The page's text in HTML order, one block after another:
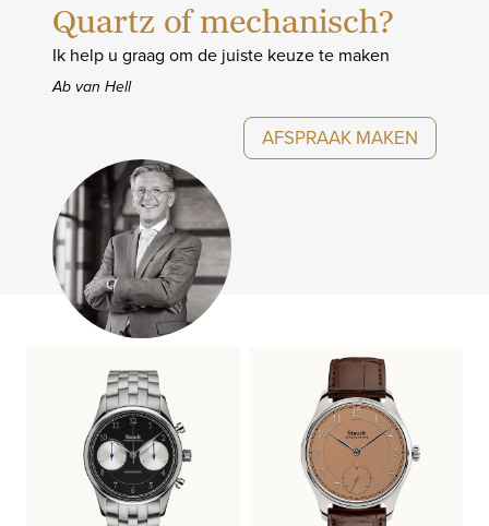
Quartz of mechanisch?
Ik help u graag om de juiste keuze te maken
Ab van Hell
AFSPRAAK MAKEN